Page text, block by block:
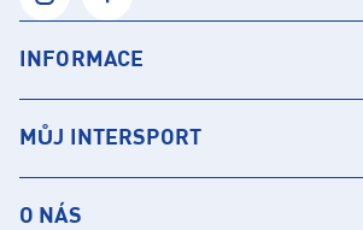
INFORMACE
MŮJ INTERSPORT
O NÁS